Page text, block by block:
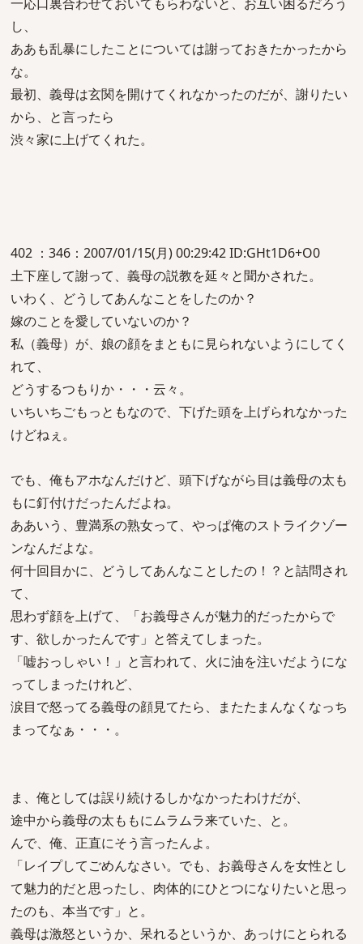
し、
ああも乱暴にしたことについては謝っておきたかったから
な。
最初、義母は玄関を開けてくれなかったのだが、謝りたい
から、と言ったら
渋々家に上げてくれた。
402 ：346：2007/01/15(月) 00:29:42 ID:GHt1D6+O0
土下座して謝って、義母の説教を延々と聞かされた。
いわく、どうしてあんなことをしたのか？
嫁のことを愛していないのか？
私（義母）が、娘の顔をまともに見られないようにしてく
れて、
どうするつもりか・・・云々。
いちいちごもっともなので、下げた頭を上げられなかった
けどねぇ。
でも、俺もアホなんだけど、頭下げながら目は義母の太も
もに釘付けだったんだよね。
ああいう、豊満系の熟女って、やっぱ俺のストライクゾー
ンなんだよな。
何十回目かに、どうしてあんなことしたの！？と詰問され
て、
思わず顔を上げて、「お義母さんが魅力的だったからで
す、欲しかったんです」と答えてしまった。
「嘘おっしゃい！」と言われて、火に油を注いだようにな
ってしまったけれど、
涙目で怒ってる義母の顔見てたら、またたまんなくなっち
まってなぁ・・・。
ま、俺としては誤り続けるしかなかったわけだが、
途中から義母の太ももにムラムラ来ていた、と。
んで、俺、正直にそう言ったんよ。
「レイプしてごめんなさい。でも、お義母さんを女性とし
て魅力的だと思ったし、肉体的にひとつになりたいと思っ
たのも、本当です」と。
義母は激怒というか、呆れるというか、あっけにとられる